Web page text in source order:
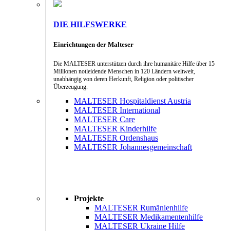
DIE HILFSWERKE
Einrichtungen der Malteser
Die MALTESER unterstützen durch ihre humanitäre Hilfe über 15
Millionen notleidende Menschen in 120 Ländern weltweit,
unabhängig von deren Herkunft, Religion oder politischer
Überzeugung.
MALTESER Hospitaldienst Austria
MALTESER International
MALTESER Care
MALTESER Kinderhilfe
MALTESER Ordenshaus
MALTESER Johannesgemeinschaft
Projekte
MALTESER Rumänienhilfe
MALTESER Medikamentenhilfe
MALTESER Ukraine Hilfe